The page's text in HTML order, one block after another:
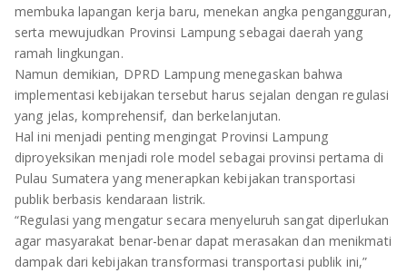
PESISIR BARAT
TULANG BAWANG
TULANG BAWANG BARAT
MESUJI
WAY KANAN
PRINGSEWU
membuka lapangan kerja baru, menekan angka pengangguran,
serta mewujudkan Provinsi Lampung sebagai daerah yang
ramah lingkungan.
Namun demikian, DPRD Lampung menegaskan bahwa
implementasi kebijakan tersebut harus sejalan dengan regulasi
yang jelas, komprehensif, dan berkelanjutan.
Hal ini menjadi penting mengingat Provinsi Lampung
diproyeksikan menjadi role model sebagai provinsi pertama di
Pulau Sumatera yang menerapkan kebijakan transportasi
publik berbasis kendaraan listrik.
“Regulasi yang mengatur secara menyeluruh sangat diperlukan
agar masyarakat benar-benar dapat merasakan dan menikmati
dampak dari kebijakan transformasi transportasi publik ini,”